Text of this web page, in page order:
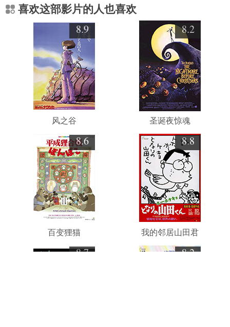
喜欢这部影片的人也喜欢
8.9
风之谷
8.2
圣诞夜惊魂
8.6
百变狸猫
8.8
我的邻居山田君
8.7 8.2